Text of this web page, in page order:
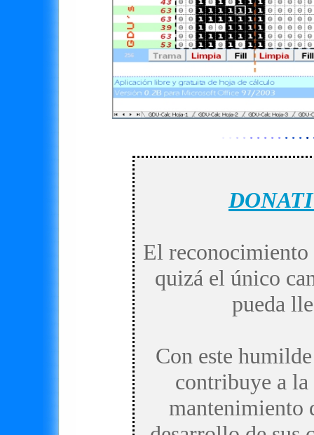
· · · · · · · · · · ·
El reconocimiento
quizá el único
pueda
Con este
contribuye a
mantenimiento